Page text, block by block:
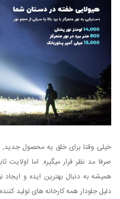
خیلی وقتا برای خلق یه محصول جدید,
صرفا مد نظر قرار میگیره. اما
همیشه به دنبال بهترین ایده و ایجاد
دلیل جلودار همه کارخانه های تولید